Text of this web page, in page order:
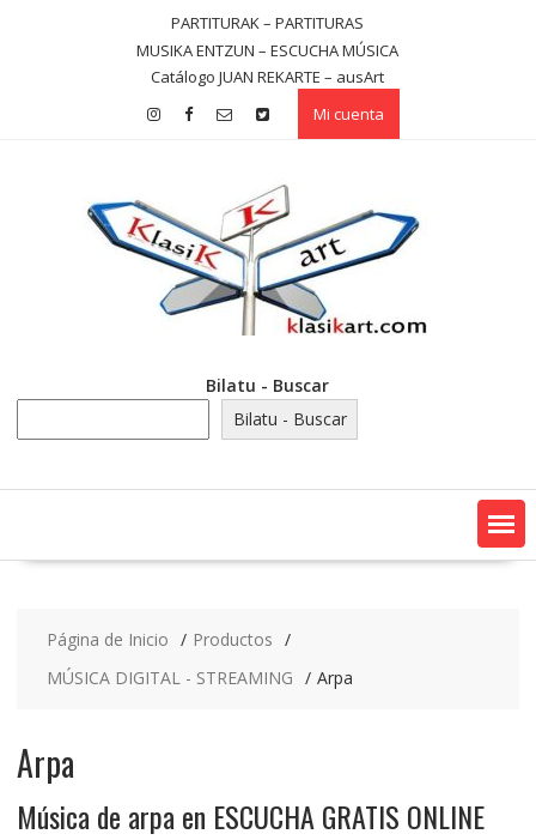
PARTITURAK – PARTITURAS
MUSIKA ENTZUN – ESCUCHA MÚSICA
Catálogo JUAN REKARTE – ausArt
Mi cuenta
Bilatu - Buscar
Bilatu - Buscar
Página de Inicio
Productos
MÚSICA DIGITAL - STREAMING
Arpa
Arpa
Música de arpa en ESCUCHA GRATIS ONLINE